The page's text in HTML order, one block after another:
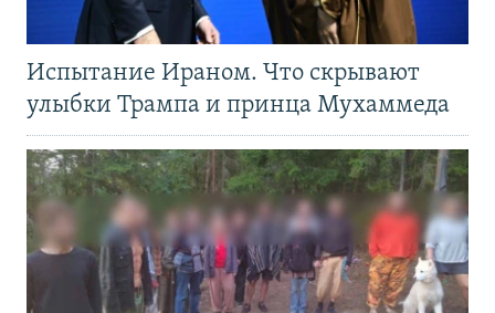
Испытание Ираном. Что скрывают
улыбки Трампа и принца Мухаммеда